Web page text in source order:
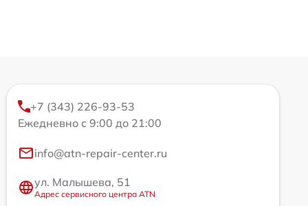
+7 (343) 226-93-53
Ежедневно с 9:00 до 21:00
info@atn-repair-center.ru
ул. Малышева, 51
Адрес сервисного центра ATN